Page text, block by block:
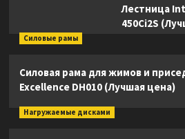
Лестница
450Ci2S
Силовые рамы
Силовая рама для жимов и
Excellence DH010 (Лучшая цена)
Нагружаемые дисками